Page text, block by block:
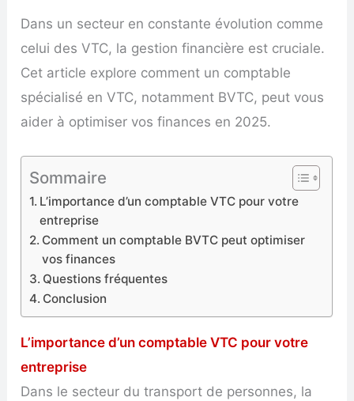
Dans un secteur en constante évolution comme
celui des VTC, la gestion financière est cruciale.
Cet article explore comment un comptable
spécialisé en VTC, notamment BVTC, peut vous
aider à optimiser vos finances en 2025.
Sommaire
L’importance d’un comptable VTC pour votre
entreprise
Comment un comptable BVTC peut optimiser
vos finances
Questions fréquentes
Conclusion
L’importance d’un comptable VTC pour votre
entreprise
Dans le secteur du transport de personnes, la